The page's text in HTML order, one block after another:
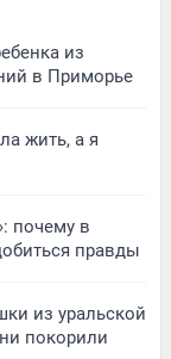
из
в Приморье
жить, а я
почему в
правды
из уральской
покорили